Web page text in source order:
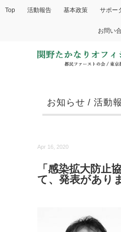
Top 活動報告 基本政策 サポー
お問い
お知らせ /活動
Apr 16, 2020
「感染拡大防止
て、発表があり